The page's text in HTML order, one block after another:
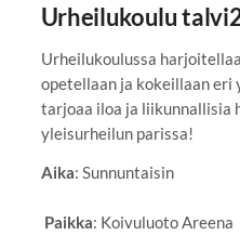
Urheilukoulu
Urheilukoulussa
opetellaan ja kokeillaan eri
tarjoaa iloa ja liikunnallisia
yleisurheilun parissa!
Aika: Sunnuntaisin
Paikka: Koivuluoto Areena